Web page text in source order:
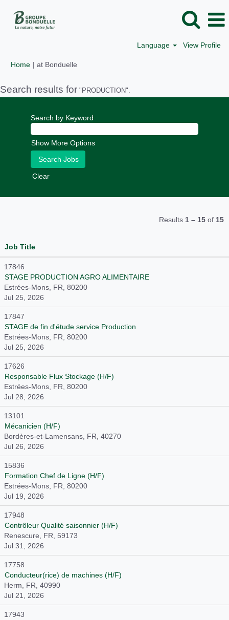
Language View Profile
Home | at Bonduelle
Search results for "PRODUCTION".
Search by Keyword
Show More Options
Clear
Results 1 – 15 of 15
Job Title
17846
STAGE PRODUCTION AGRO ALIMENTAIRE
Estrées-Mons, FR, 80200
Jul 25, 2026
17847
STAGE de fin d'étude service Production
Estrées-Mons, FR, 80200
Jul 25, 2026
17626
Responsable Flux Stockage (H/F)
Estrées-Mons, FR, 80200
Jul 28, 2026
13101
Mécanicien (H/F)
Bordères-et-Lamensans, FR, 40270
Jul 26, 2026
15836
Formation Chef de Ligne (H/F)
Estrées-Mons, FR, 80200
Jul 19, 2026
17948
Contrôleur Qualité saisonnier (H/F)
Renescure, FR, 59173
Jul 31, 2026
17758
Conducteur(rice) de machines (H/F)
Herm, FR, 40990
Jul 21, 2026
17943